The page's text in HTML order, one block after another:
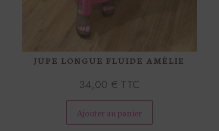
JUPE LONGUE FLUIDE AMÉLIE
34,00 € TTC
Ajouter au panier
a